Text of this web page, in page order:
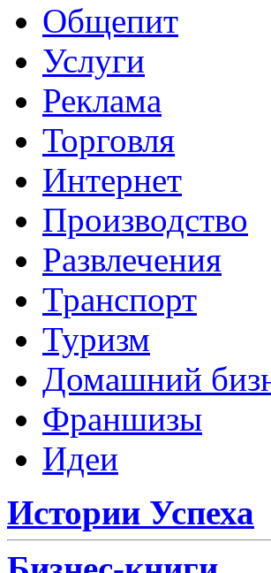
Общепит
Услуги
Реклама
Торговля
Интернет
Производство
Развлечения
Транспорт
Туризм
Домашний
Франшизы
Идеи
Истории Успеха